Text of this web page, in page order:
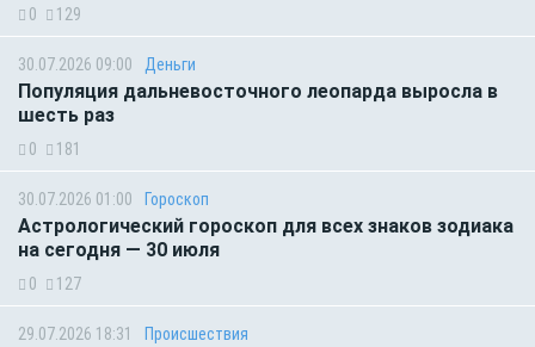
0 129
30.07.2026 09:00 Деньги
Популяция дальневосточного леопарда выросла в
шесть раз
0 181
30.07.2026 01:00 Гороскоп
Астрологический гороскоп для всех знаков зодиака
на сегодня — 30 июля
0 127
29.07.2026 18:31 Происшествия